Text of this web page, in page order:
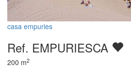
casa empuries
Ref. EMPURIESCA
200 m2